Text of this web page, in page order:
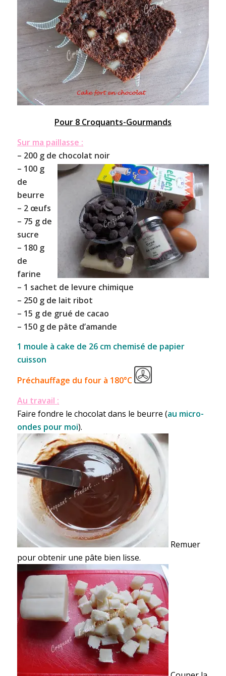
Pour 8 Croquants-Gourmands
Sur ma paillasse :
– 200 g de chocolat noir
– 100 g
de
beurre
– 2 œufs
– 75 g de
sucre
– 180 g
de
farine
– 1 sachet de levure chimique
– 250 g de lait ribot
– 15 g de grué de cacao
– 150 g de pâte d’amande
1 moule à cake de 26 cm chemisé de papier
cuisson
Préchauffage du four à 180°C
Au travail :
Faire fondre le chocolat dans le beurre (au micro-
ondes pour moi).
Remuer
pour obtenir une pâte bien lisse.